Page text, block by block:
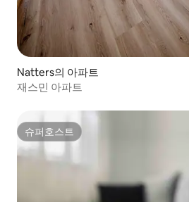
Natters의 아파트
재스민 아파트
슈퍼호스트
슈퍼호스트